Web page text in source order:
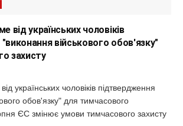
від українських чоловіків
військового обов'язку"
захисту
українських чоловіків підтвердження
обов'язку" для тимчасового
ЄС змінює умови тимчасового захисту